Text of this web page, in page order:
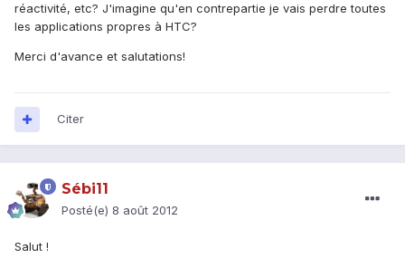
réactivité, etc? J'imagine qu'en contrepartie je vais perdre toutes
les applications propres à HTC?
Merci d'avance et salutations!
Citer
Sébi11
Posté(e) 8 août 2012
Salut !